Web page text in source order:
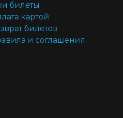
билеты
картой
билетов
и соглашения